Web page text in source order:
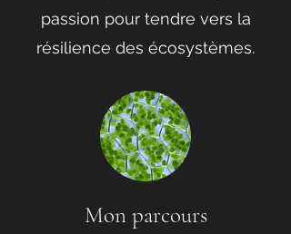
passion pour tendre vers la
résilience des écosystèmes.
Mon parcours